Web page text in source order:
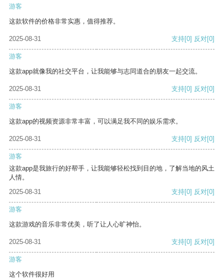
游客
这款软件的价格非常实惠，值得推荐。
2025-08-31 支持[0] 反对[0]
游客
这款app就像我的社交平台，让我能够与志同道合的朋友一起交流。
2025-08-31 支持[0] 反对[0]
游客
这款app的视频资源非常丰富，可以满足我不同的娱乐需求。
2025-08-31 支持[0] 反对[0]
游客
这款app是我旅行的好帮手，让我能够轻松找到目的地，了解当地的风土
人情。
2025-08-31
支持[0] 反对[0]
游客
这款游戏的音乐非常优美，听了让人心旷神怡。
2025-08-31 支持[0] 反对[0]
游客
这个软件很好用